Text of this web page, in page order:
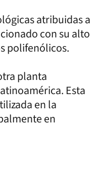
atribuidas a
con su alto
polifenólicos.
planta
Esta
en la
en